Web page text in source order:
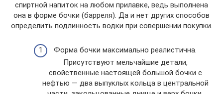
спиртной напиток на любом прилавке, ведь выполнена
она в форме бочки (барреля). Да и нет других способов
определить подлинность водки при совершении покупки.
Форма бочки максимально реалистична.
Присутствуют мельчайшие детали,
свойственные настоящей большой бочки с
нефтью — два выпуклых кольца в центральной